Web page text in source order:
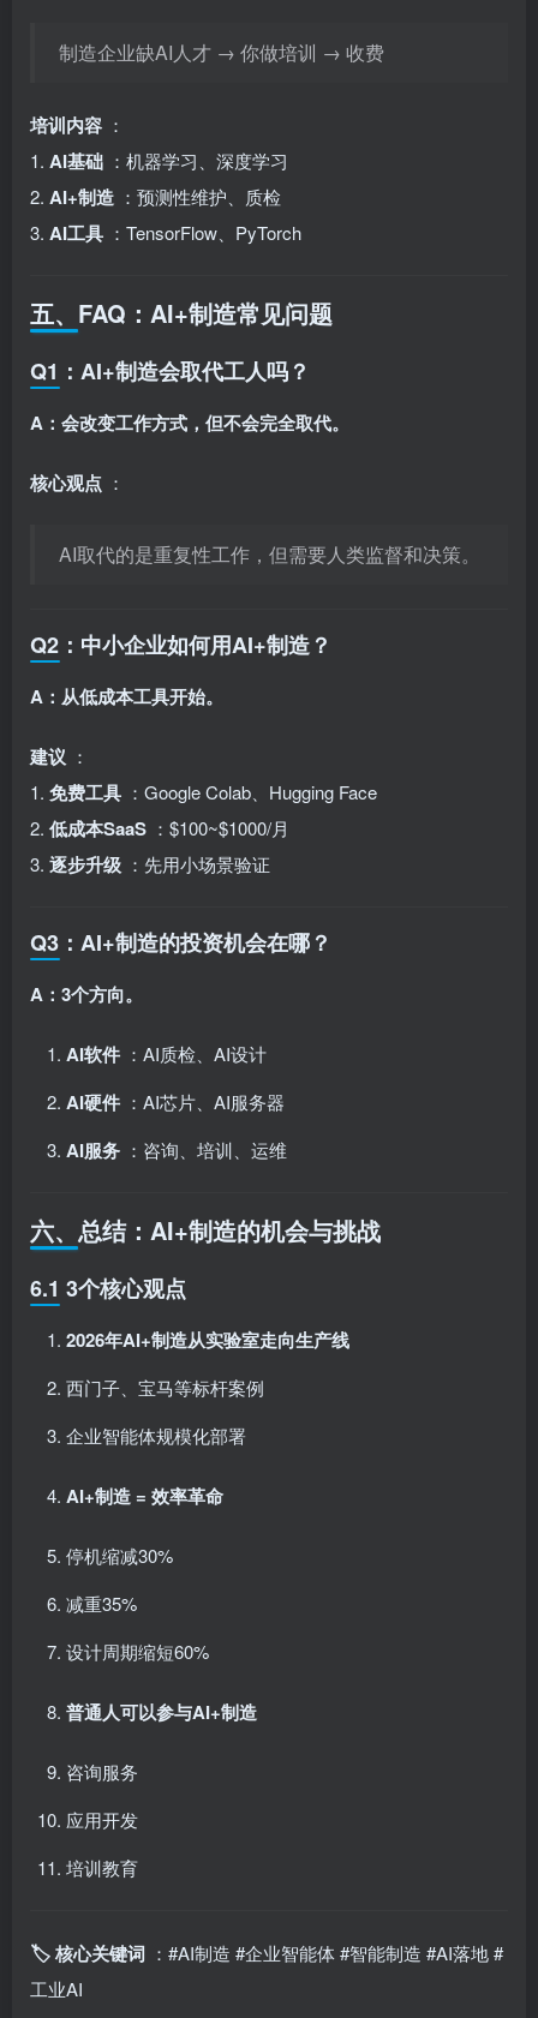
制造企业缺AI人才 → 你做培训 → 收费
培训内容 ：
1. AI基础 ：机器学习、深度学习
2. AI+制造 ：预测性维护、质检
3. AI工具 ：TensorFlow、PyTorch
五、FAQ：AI+制造常见问题
Q1：AI+制造会取代工人吗？
A：会改变工作方式，但不会完全取代。
核心观点 ：
AI取代的是重复性工作，但需要人类监督和决策。
Q2：中小企业如何用AI+制造？
A：从低成本工具开始。
建议 ：
1. 免费工具 ：Google Colab、Hugging Face
2. 低成本SaaS ：$100~$1000/月
3. 逐步升级 ：先用小场景验证
Q3：AI+制造的投资机会在哪？
A：3个方向。
AI软件 ：AI质检、AI设计
AI硬件 ：AI芯片、AI服务器
AI服务 ：咨询、培训、运维
六、总结：AI+制造的机会与挑战
6.1 3个核心观点
2026年AI+制造从实验室走向生产线
西门子、宝马等标杆案例
企业智能体规模化部署
AI+制造 = 效率革命
停机缩减30%
减重35%
设计周期缩短60%
普通人可以参与AI+制造
咨询服务
应用开发
培训教育
🏷️ 核心关键词 ：#AI制造 #企业智能体 #智能制造 #AI落地 #
工业AI